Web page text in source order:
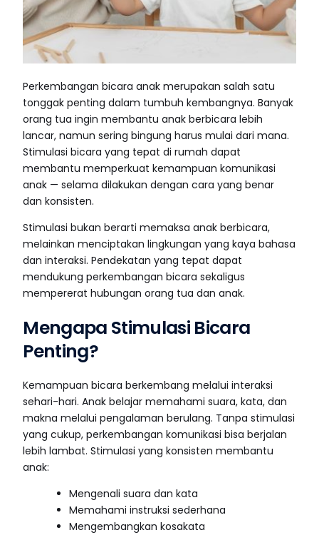
Perkembangan bicara anak merupakan salah satu
tonggak penting dalam tumbuh kembangnya. Banyak
orang tua ingin membantu anak berbicara lebih
lancar, namun sering bingung harus mulai dari mana.
Stimulasi bicara yang tepat di rumah dapat
membantu memperkuat kemampuan komunikasi
anak — selama dilakukan dengan cara yang benar
dan konsisten.
Stimulasi bukan berarti memaksa anak berbicara,
melainkan menciptakan lingkungan yang kaya bahasa
dan interaksi. Pendekatan yang tepat dapat
mendukung perkembangan bicara sekaligus
mempererat hubungan orang tua dan anak.
Mengapa Stimulasi Bicara
Penting?
Kemampuan bicara berkembang melalui interaksi
sehari-hari. Anak belajar memahami suara, kata, dan
makna melalui pengalaman berulang. Tanpa stimulasi
yang cukup, perkembangan komunikasi bisa berjalan
lebih lambat. Stimulasi yang konsisten membantu
anak:
Mengenali suara dan kata
Memahami instruksi sederhana
Mengembangkan kosakata